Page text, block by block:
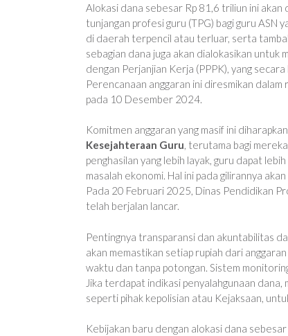
Alokasi dana sebesar Rp 81,6 triliun ini
tunjangan profesi guru (TPG) bagi guru ASN
di daerah terpencil atau terluar, serta
sebagian dana juga akan dialokasikan
dengan Perjanjian Kerja (PPPK), yang
Perencanaan anggaran ini diresmikan
pada 10 Desember 2024.
Komitmen anggaran yang masif ini
Kesejahteraan Guru, terutama bagi
penghasilan yang lebih layak, guru dapat
masalah ekonomi. Hal ini pada gilirannya
Pada 20 Februari 2025, Dinas Pendidikan
telah berjalan lancar.
Pentingnya transparansi dan akuntabilitas
akan memastikan setiap rupiah dari
waktu dan tanpa potongan. Sistem
Jika terdapat indikasi penyalahgunaan
seperti pihak kepolisian atau Kejaksaan,
Kebijakan baru dengan alokasi dana